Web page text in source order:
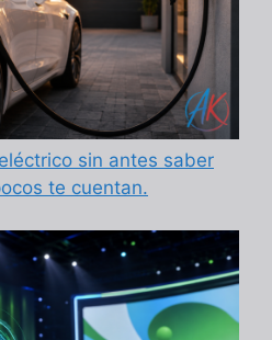
sin antes saber
te cuentan.